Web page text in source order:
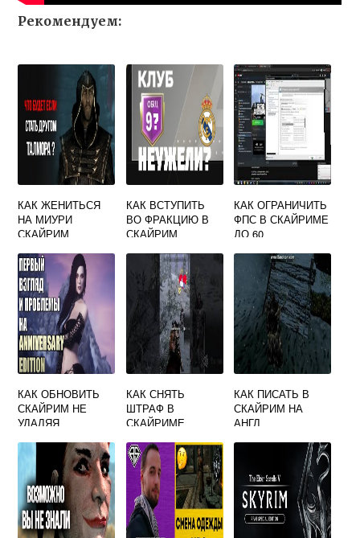
Рекомендуем:
КАК ЖЕНИТЬСЯ
НА МИУРИ
СКАЙРИМ
КАК ВСТУПИТЬ
ВО ФРАКЦИЮ В
СКАЙРИМ
КАК ОГРАНИЧИТЬ
ФПС В СКАЙРИМЕ
ДО 60
КАК ОБНОВИТЬ
СКАЙРИМ НЕ
УДАЛЯЯ
КАК СНЯТЬ
ШТРАФ В
СКАЙРИМЕ
КАК ПИСАТЬ В
СКАЙРИМ НА
АНГЛ